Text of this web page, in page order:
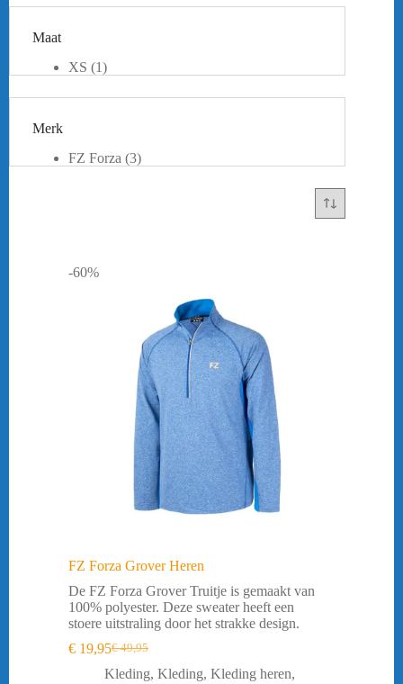
-60%
FZ Forza Grover Heren
De FZ Forza Grover Truitje is gemaakt van
100% polyester. Deze sweater heeft een
stoere uitstraling door het strakke design.
€49,95
Oorspronkelijke
prijs
€ 19,95Huidige
prijs
Kleding, Kleding, Kleding heren,
Zwart (2)
Maat
XS (1)
M (1)
Merk
FZ Forza (3)